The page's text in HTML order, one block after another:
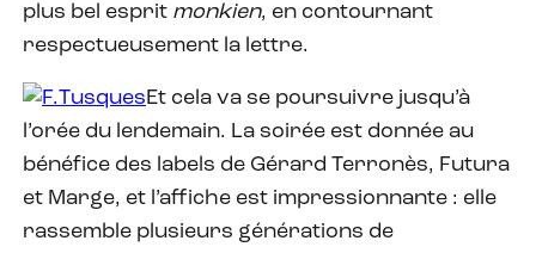
plus bel esprit monkien, en contournant
respectueusement la lettre.
Et cela va se poursuivre jusqu’à
l’orée du lendemain. La soirée est donnée au
bénéfice des labels de Gérard Terronès, Futura
et Marge, et l’affiche est impressionnante : elle
rassemble plusieurs générations de